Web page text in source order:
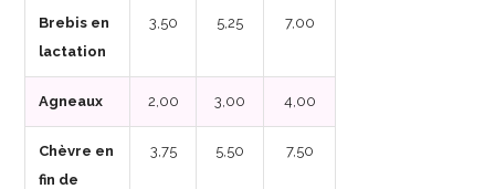
Brebis en
lactation
3,50 5,25 7,00
Agneaux 2,00 3,00 4,00
Chèvre en
fin de
3,75 5,50 7,50